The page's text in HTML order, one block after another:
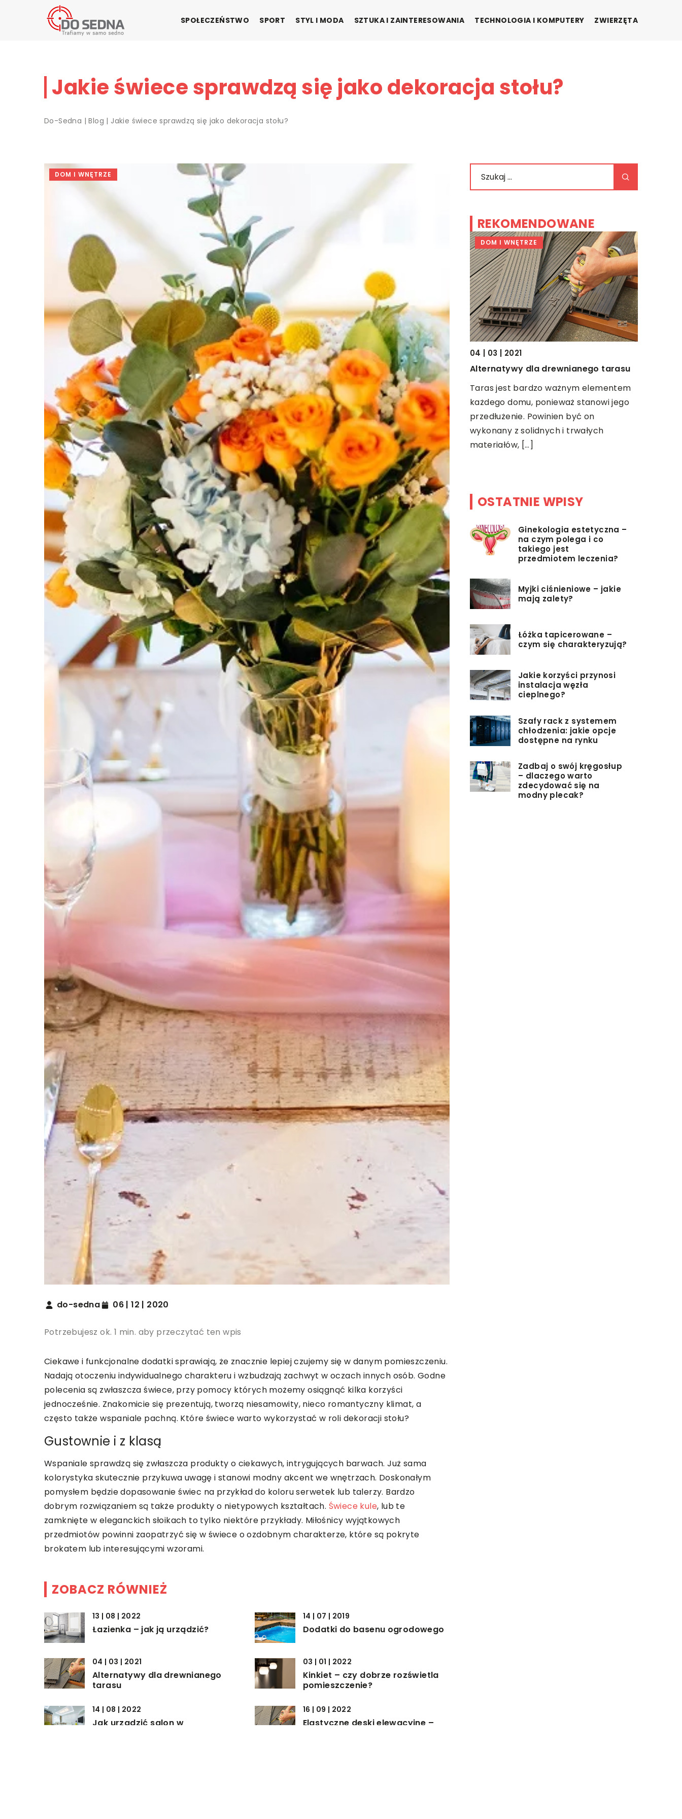
SPOŁECZEŃSTWO SPORT STYL I MODA SZTUKA I ZAINTERESOWANIA TECHNOLOGIA I KOMPUTERY ZWIERZĘTA
Jakie świece sprawdzą się jako dekoracja stołu?
Do-Sedna |Blog | Jakie świece sprawdzą się jako dekoracja stołu?
DOM I WNĘTRZE
do-sedna 06 | 12 | 2020
Potrzebujesz ok. 1 min. aby przeczytać ten wpis
Ciekawe i funkcjonalne dodatki sprawiają, że znacznie lepiej czujemy się w danym pomieszczeniu.
Nadają otoczeniu indywidualnego charakteru i wzbudzają zachwyt w oczach innych osób. Godne
polecenia są zwłaszcza świece, przy pomocy których możemy osiągnąć kilka korzyści
jednocześnie. Znakomicie się prezentują, tworzą niesamowity, nieco romantyczny klimat, a
często także wspaniale pachną. Które świece warto wykorzystać w roli dekoracji stołu?
Gustownie i z klasą
Wspaniale sprawdzą się zwłaszcza produkty o ciekawych, intrygujących barwach. Już sama
kolorystyka skutecznie przykuwa uwagę i stanowi modny akcent we wnętrzach. Doskonałym
pomysłem będzie dopasowanie świec na przykład do koloru serwetek lub talerzy. Bardzo
dobrym rozwiązaniem są także produkty o nietypowych kształtach. Świece kule, lub te
zamknięte w eleganckich słoikach to tylko niektóre przykłady. Miłośnicy wyjątkowych
przedmiotów powinni zaopatrzyć się w świece o ozdobnym charakterze, które są pokryte
brokatem lub interesującymi wzorami.
ZOBACZ RÓWNIEŻ
13 | 08 | 2022
Łazienka – jak ją urządzić?
14 | 07 | 2019
Dodatki do basenu ogrodowego
04 | 03 | 2021
Alternatywy dla drewnianego
tarasu
03 | 01 | 2022
Kinkiet – czy dobrze rozświetla
pomieszczenie?
14 | 08 | 2022
Jak urządzić salon w
16 | 09 | 2022
Elastyczne deski elewacyjne –
REKOMENDOWANE
NIERUCHOMOŚCI I BUDOWNICTWO
08 | 12 | 2020
Urządzenia przydatne do pomiaru
terenu budowy
Odpowiednie maszyny i urządzenia
pozwalają na przeprowadzenie
pomiarów terenu budowy we właściwy
sposób. Muszą one być wykonane w
sposób niezwykle […]
17 | 08 | 2021
Jakie biurko wybrać dla siebie i nie
tylko?
Biurko to element wyposażenia, bez
którego trudno wyobrazić sobie nie
tylko firmowy gabinet ale także
jakikolwiek dom. To przy nim […]
DOM I WNĘTRZE
04 | 03 | 2021
Alternatywy dla drewnianego tarasu
Taras jest bardzo ważnym elementem
każdego domu, ponieważ stanowi jego
przedłużenie. Powinien być on
wykonany z solidnych i trwałych
materiałów, […]
OSTATNIE WPISY
Ginekologia estetyczna –
na czym polega i co
takiego jest
przedmiotem leczenia?
Myjki ciśnieniowe – jakie
mają zalety?
Łóżka tapicerowane –
czym się charakteryzują?
Jakie korzyści przynosi
instalacja węzła
cieplnego?
Szafy rack z systemem
chłodzenia: jakie opcje
dostępne na rynku
Zadbaj o swój kręgosłup
– dlaczego warto
zdecydować się na
modny plecak?